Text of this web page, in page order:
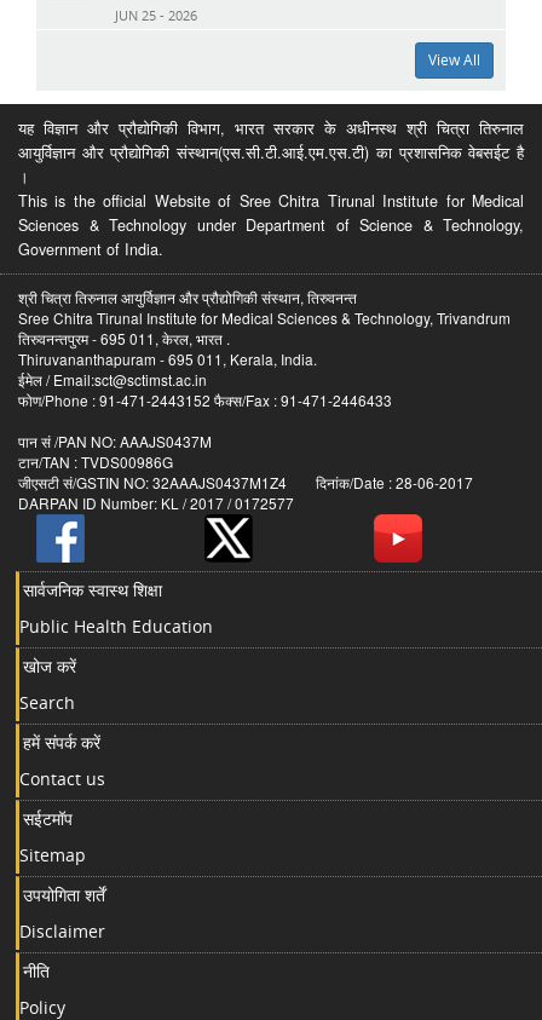
JUN 25 - 2026
View All
यह विज्ञान और प्रौद्योगिकी विभाग, भारत सरकार के अधीनस्थ श्री चित्रा तिरुनाल
आयुर्विज्ञान और प्रौद्योगिकी संस्थान(एस.सी.टी.आई.एम.एस.टी) का प्रशासनिक वेबसईट है
।
This is the official Website of Sree Chitra Tirunal Institute for Medical
Sciences & Technology under Department of Science & Technology,
Government of India.
श्री चित्रा तिरुनाल आयुर्विज्ञान और प्रौद्योगिकी संस्थान, तिरुवनन्त
Sree Chitra Tirunal Institute for Medical Sciences & Technology, Trivandrum
तिरुवनन्तपुरम - 695 011, केरल, भारत .
Thiruvananthapuram - 695 011, Kerala, India.
ईमेल / Email:sct@sctimst.ac.in
फोण/Phone : 91-471-2443152 फैक्स/Fax : 91-471-2446433
पान सं /PAN NO: AAAJS0437M
टान/TAN : TVDS00986G
जीएसटी सं/GSTIN NO: 32AAAJS0437M1Z4 दिनांक/Date : 28-06-2017
DARPAN ID Number: KL / 2017 / 0172577
सार्वजनिक स्वास्थ शिक्षा
Public Health Education
खोज करें
Search
हमें संपर्क करें
Contact us
सईटमॉप
Sitemap
उपयोगिता शर्तें
Disclaimer
नीति
Policy